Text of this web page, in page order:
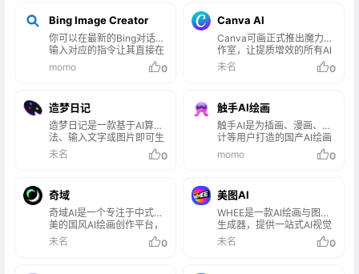
风图片等多种风格的图像，
满足不同场景需求。简单AI
提供AI文案生成服务，可快
速生成小红书笔记、爆款标
题、高情商回复等，助力内
Bing Image Creator
你可以在最新的Bing对话中
输入对应的指令让其直接在
聊天上下文中AI生成图片，
也可以访问其独立的网页页
momo 0
Canva AI
Canva可画正式推出魔力工
作室，让提质增效的所有AI
生产力工具，尽在一处。
未名 0
造梦日记
造梦日记是一款基于AI算
法、输入文字或图片即可生
成高质量图片的平台，由西
湖大学深度学习实验室和西
强算力，超快出图，目前支
持微信小程序和网页端等。
未名 0
触手AI绘画
触手AI是为插画、漫画、设
计等用户打造的国产AI绘画
创作平台，支持文生图、图
生图、参考生图、lora在线
度合成服务算法备案。
momo 0
奇域
奇域AI是一个专注于中式审
美的国风AI绘画创作平台，
扎根于中国传统文化，旨在
为艺术家和创作者提供一个
未名 0
美图AI
WHEE是一款AI绘画与图片
生成器，提供一站式AI视觉
创作服务。WHEE不仅会画
也会修图，各种AI修图功能
未名 0